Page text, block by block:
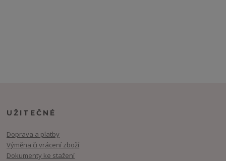
UŽITEČNÉ
Doprava a platby
Výměna či vrácení zboží
Dokumenty ke stažení